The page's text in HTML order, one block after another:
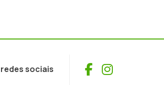
sociais Facebook
Instagram